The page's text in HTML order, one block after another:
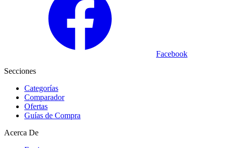
Facebook
Secciones
Categorías
Comparador
Ofertas
Guías de Compra
Acerca De